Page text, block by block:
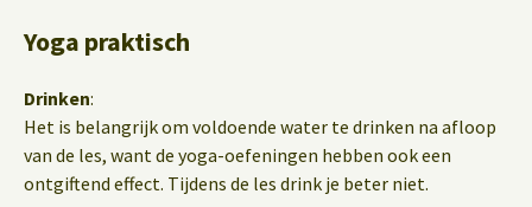
Yoga praktisch
Drinken:
Het is belangrijk om voldoende water te drinken na afloop
van de les, want de yoga-oefeningen hebben ook een
ontgiftend effect. Tijdens de les drink je beter niet.